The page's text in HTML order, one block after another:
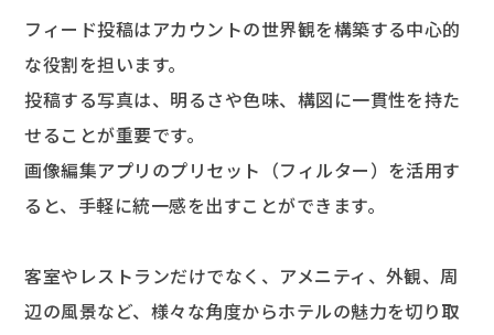
フィード投稿はアカウントの世界観を構築する中心的
な役割を担います。
投稿する写真は、明るさや色味、構図に一貫性を持た
せることが重要です。
画像編集アプリのプリセット（フィルター）を活用す
ると、手軽に統一感を出すことができます。
客室やレストランだけでなく、アメニティ、外観、周
辺の風景など、様々な角度からホテルの魅力を切り取